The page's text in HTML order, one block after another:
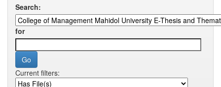
Search:
for
Current filters: